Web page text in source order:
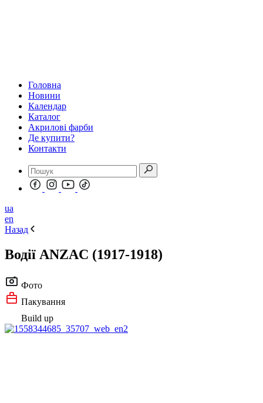
Головна
Новини
Календар
Каталог
Акрилові фарби
Де купити?
Контакти
ua
en
Назад
Водії ANZAC (1917-1918)
Фото
Пакування
Build up